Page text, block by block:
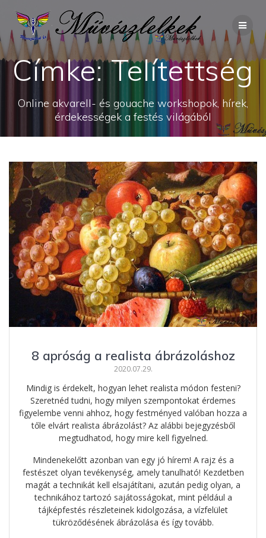
content
Címke:Telítettség
Online akvarell- és gouache workshopok, hírek,
érdekességek a festés világából
8 apróság a realista ábrázoláshoz
2020.07.29.
Mindig is érdekelt, hogyan lehet realista módon festeni?
Szeretnéd tudni, hogy milyen szempontokat érdemes
figyelembe venni ahhoz, hogy festményed valóban hozza a
tőle elvárt realista ábrázolást? Az alábbi bejegyzésből
megtudhatod, hogy mire kell figyelned.
Mindenekelőtt azonban van egy jó hírem! A rajz és a
festészet olyan tevékenység, amely tanulható! Kezdetben
magát a technikát kell elsajátítani, azután pedig olyan, a
technikához tartozó sajátosságokat, mint például a
tájképfestés részleteinek kidolgozása, a vízfelület
tükröződésének ábrázolása és így tovább.